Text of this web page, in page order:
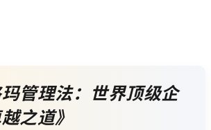
玛管理法：世界顶级企
之道》